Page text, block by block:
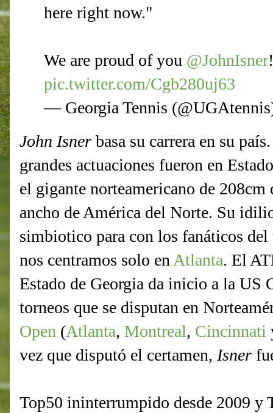
here right now."
We are proud of you @JohnIsner
pic.twitter.com/Cgb280uj63
— Georgia Tennis
John Isner basa su carrera en su
grandes actuaciones fueron en
el gigante norteamericano de
ancho de América del Norte. Su
simbiotico para con los fanáticos
nos centramos solo en Atlanta. El
Estado de Georgia da inicio a la US
torneos que se disputan en
Open (Atlanta, Montreal, Cincinnati
vez que disputó el certamen, Isner
Top50 ininterrumpido desde 2009 y